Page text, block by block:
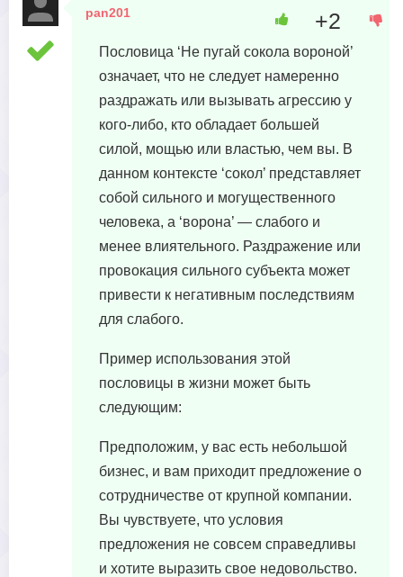
pan201
Пословица ‘Не пугай сокола вороной’
означает, что не следует намеренно
раздражать или вызывать агрессию у
кого-либо, кто обладает большей
силой, мощью или властью, чем вы. В
данном контексте ‘сокол’ представляет
собой сильного и могущественного
человека, а ‘ворона’ — слабого и
менее влиятельного. Раздражение или
провокация сильного субъекта может
привести к негативным последствиям
для слабого.
Пример использования этой
пословицы в жизни может быть
следующим:
Предположим, у вас есть небольшой
бизнес, и вам приходит предложение о
сотрудничестве от крупной компании.
Вы чувствуете, что условия
предложения не совсем справедливы
и хотите выразить свое недовольство.
+2